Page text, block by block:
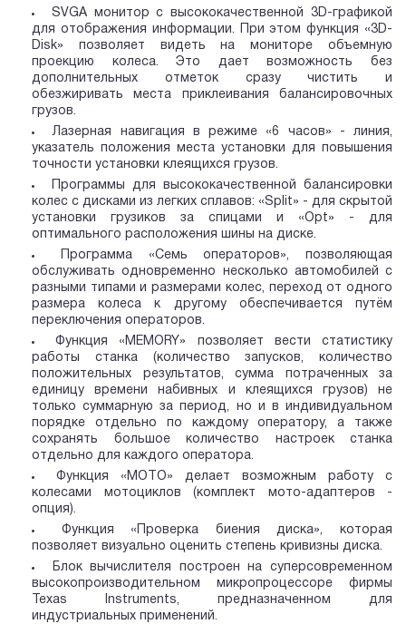
SVGA монитор с высококачественной 3D-графикой
для отображения информации. При этом функция «3D-
Disk» позволяет видеть на мониторе объемную
проекцию колеса. Это дает возможность без
дополнительных отметок сразу чистить и
обезжиривать места приклеивания балансировочных
грузов.
Лазерная навигация в режиме «6 часов» - линия,
указатель положения места установки для повышения
точности установки клеящихся грузов.
Программы для высококачественной балансировки
колес с дисками из легких сплавов: «Split» - для скрытой
установки грузиков за спицами и «Opt» - для
оптимального расположения шины на диске.
Программа «Семь операторов», позволяющая
обслуживать одновременно несколько автомобилей с
разными типами и размерами колес, переход от одного
размера колеса к другому обеспечивается путём
переключения операторов.
Функция «MEMORY» позволяет вести статистику
работы станка (количество запусков, количество
положительных результатов, сумма потраченных за
единицу времени набивных и клеящихся грузов) не
только суммарную за период, но и в индивидуальном
порядке отдельно по каждому оператору, а также
сохранять большое количество настроек станка
отдельно для каждого оператора.
Функция «MOTO» делает возможным работу с
колесами мотоциклов (комплект мото-адаптеров -
опция).
Функция «Проверка биения диска», которая
позволяет визуально оценить степень кривизны диска.
Блок вычислителя построен на суперсовременном
высокопроизводительном микропроцессоре фирмы
Texas Instruments, предназначенном для
индустриальных применений.